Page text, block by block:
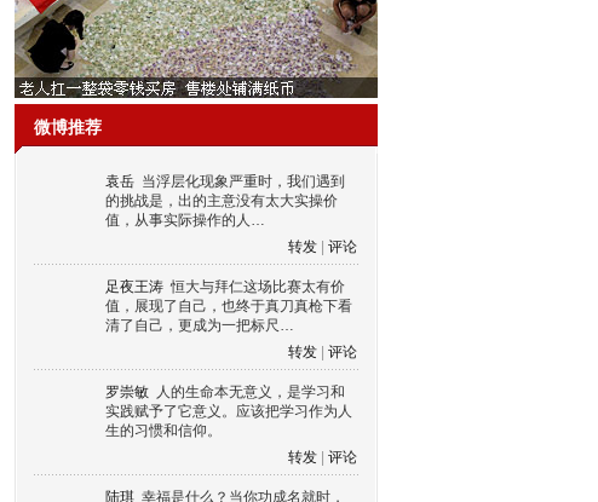
微博推荐
袁岳 当浮层化现象严重时，我们遇到
的挑战是，出的主意没有太大实操价
值，从事实际操作的人…
转发
评论
足夜王涛 恒大与拜仁这场比赛太有价
值，展现了自己，也终于真刀真枪下看
清了自己，更成为一把标尺…
转发
评论
罗崇敏 人的生命本无意义，是学习和
实践赋予了它意义。应该把学习作为人
生的习惯和信仰。
转发
评论
陆琪 幸福是什么？当你功成名就时，